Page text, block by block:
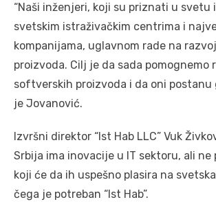
“Naši inženjeri, koji su priznati u svetu
svetskim istraživačkim centrima i
kompanijama, uglavnom rade na
proizvoda. Cilj je da sada pomognemo
softverskih proizvoda i da oni postanu
je Jovanović.
Izvršni direktor “Ist Hab LLC” Vuk
Srbija ima inovacije u IT sektoru, ali ne
koji će da ih uspešno plasira na
čega je potreban “Ist Hab”.